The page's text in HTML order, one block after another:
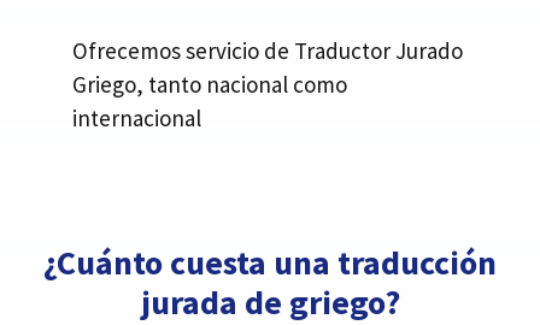
Ofrecemos servicio de Traductor Jurado
Griego, tanto nacional como
internacional
¿Cuánto cuesta una traducción
jurada de griego?